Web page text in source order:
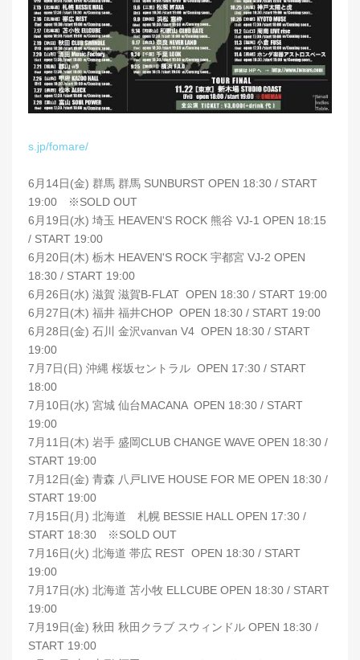
s.jp/fomare/
6月14日(金) 群馬 群馬 SUNBURST OPEN 18:30 / START
19:00 ※SOLD OUT
6月19日(水) 埼玉 HEAVEN'S ROCK 熊谷 VJ-1 OPEN 18:15
/ START 19:00
6月20日(木) 栃木 HEAVEN'S ROCK 宇都宮 VJ-2 OPEN
18:30 / START 19:00
6月26日(水) 滋賀 滋賀B-FLAT OPEN 18:30 / START 19:00
6月27日(木) 福井 福井CHOP OPEN 18:30 / START 19:00
6月28日(金) 石川 金沢vanvan V4 OPEN 18:30 / START
19:00
7月7日(日) 沖縄 桜坂セントラル OPEN 17:30 / START
18:00
7月10日(水) 宮城 仙台MACANA OPEN 18:30 / START
19:00
7月11日(木) 岩手 盛岡CLUB CHANGE WAVE OPEN 18:30 /
START 19:00
7月12日(金) 青森 八戸LIVE HOUSE FOR ME OPEN 18:30 /
START 19:00
7月15日(月) 北海道 札幌 BESSIE HALL OPEN 17:30 /
START 18:30 ※SOLD OUT
7月16日(火) 北海道 帯広 REST OPEN 18:30 / START
19:00
7月17日(水) 北海道 苫小牧 ELLCUBE OPEN 18:30 / START
19:00
7月19日(金) 秋田 秋田クラブ スウィンドル OPEN 18:30 /
START 19:00